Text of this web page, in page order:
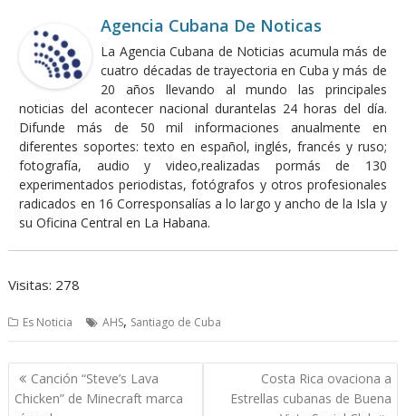
Agencia Cubana De Noticas
La Agencia Cubana de Noticias acumula más de
cuatro décadas de trayectoria en Cuba y más de
20 años llevando al mundo las principales
noticias del acontecer nacional durantelas 24 horas del día.
Difunde más de 50 mil informaciones anualmente en
diferentes soportes: texto en español, inglés, francés y ruso;
fotografía, audio y video,realizadas pormás de 130
experimentados periodistas, fotógrafos y otros profesionales
radicados en 16 Corresponsalías a lo largo y ancho de la Isla y
su Oficina Central en La Habana.
Visitas: 278
Es Noticia AHS, Santiago de Cuba
Navegación
de
Canción “Steve’s Lava
Chicken” de Minecraft marca
Costa Rica ovaciona a
Estrellas cubanas de Buena